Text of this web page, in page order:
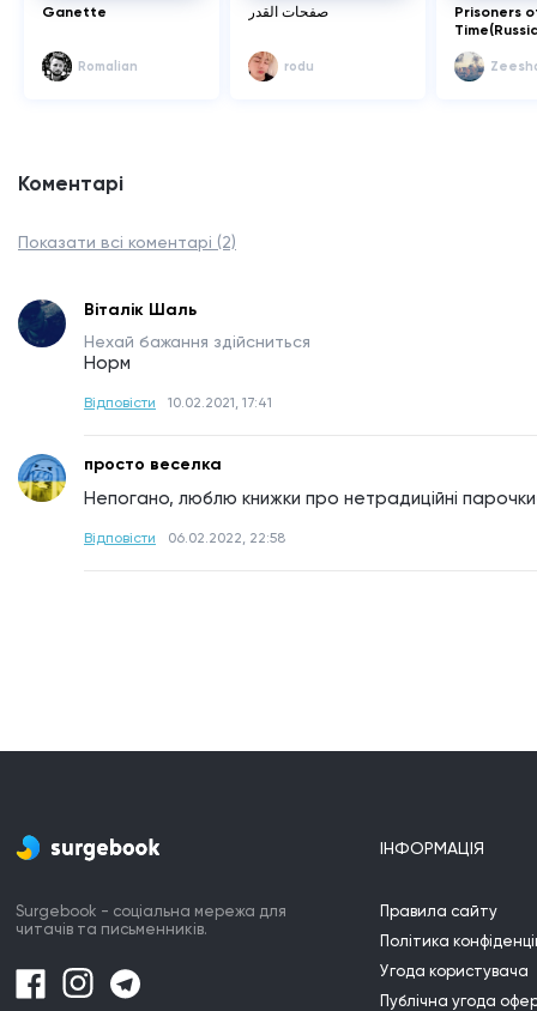
Ganette
Romalian
صفحات القدر
rodu
Prisoners
Translated)
Коментарі
Показати всі коментарі (2)
Віталік Шаль
Нехай бажання здійсниться
Норм
Відповісти 10.02.2021, 17:41
просто веселка
Непогано, люблю книжки про нетрадиційні
Відповісти 06.02.2022, 22:58
Surgebook - соціальна мережа для
читачів та письменників.
ІНФОРМАЦІЯ
Правила сайту
Політика
Угода користувача
Публічна угода